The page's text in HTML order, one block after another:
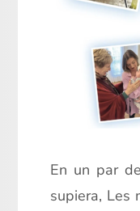
En un par
supiera, Les